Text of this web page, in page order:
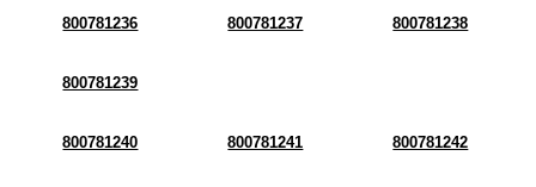
800781236 800781237 800781238
800781239
800781240 800781241 800781242